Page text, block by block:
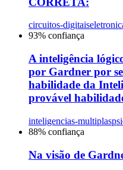
circuitos-digitais
93% confiança
A inteligência
por Gardner por
habilidade da
provável
inteligencias-multiplas
88% confiança
Na visão de